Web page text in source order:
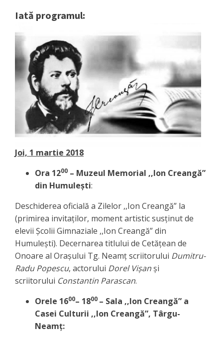
Iată programul:
Joi, 1 martie 2018
Ora 1200 – Muzeul Memorial ,,Ion Creangă”
din Humulești:
Deschiderea oficială a Zilelor ,,Ion Creangă” la
(primirea invitaților, moment artistic susținut de
elevii Școlii Gimnaziale ,,Ion Creangă” din
Humulești). Decernarea titlului de Cetățean de
Onoare al Orașului Tg. Neamț scriitorului Dumitru-
Radu Popescu, actorului Dorel Vișanși
scriitorului Constantin Parascan.
Orele 1600– 1800 – Sala ,,Ion Creangă” a
Casei Culturii ,,Ion Creangă”, Târgu-
Neamț: